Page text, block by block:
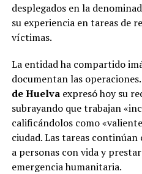
desplegados en la
su experiencia en tareas de
víctimas.
La entidad ha compartido
documentan las
de Huelvaexpresó hoy su
subrayando que trabajan
calificándolos como
ciudad. Las tareas
a personas con vida y
emergencia humanitaria.